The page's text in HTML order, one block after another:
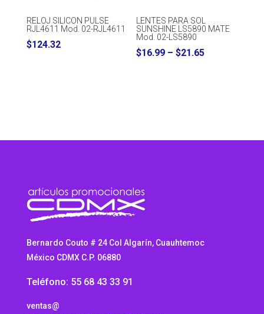
RELOJ SILICON PULSE
RJL4611 Mod. 02-RJL4611
$124.32
LENTES PARA SOL
SUNSHINE LS5890 MATE
Mod. 02-LS5890
$16.99 – $21.65Price
Bernardo Couto # 24 Col Algarín, Cuauhtemoc
México CDMX C.P. 06880
Teléfono: 55 68 43 33 91
ventas@